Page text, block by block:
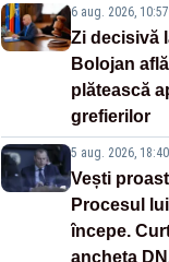
6 aug. 2026, 10:57
Zi decisivă
Bolojan
plătească
grefierilor
5 aug. 2026, 18:40
Vești
Procesul
începe.
ancheta